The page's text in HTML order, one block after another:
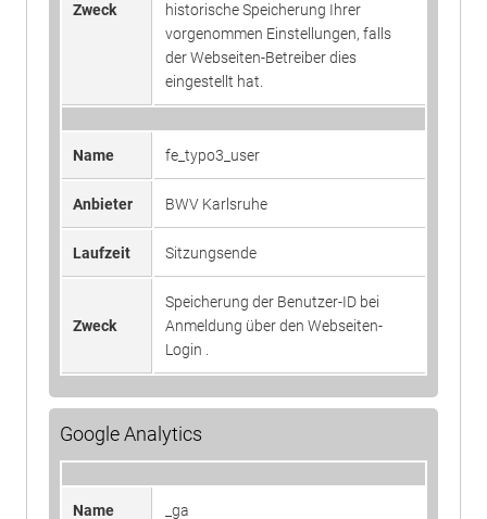
Speicherung der Benutzer-ID bei
Anmeldung über den Webseiten-
Login .
1 Tag
Registriert eine eindeutige ID, die
Website nutzt, zu generieren.
Zweck
historische Speicherung Ihrer
vorgenommen Einstellungen, falls
der Webseiten-Betreiber dies
eingestellt hat.
Name fe_typo3_user
Anbieter BWV Karlsruhe
Laufzeit Sitzungsende
Zweck
Speicherung der Benutzer-ID bei
Anmeldung über den Webseiten-
Login .
Google Analytics
Name _ga